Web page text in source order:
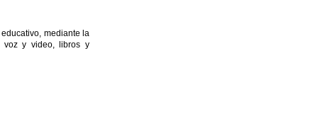
mediante la
voz y video, libros y